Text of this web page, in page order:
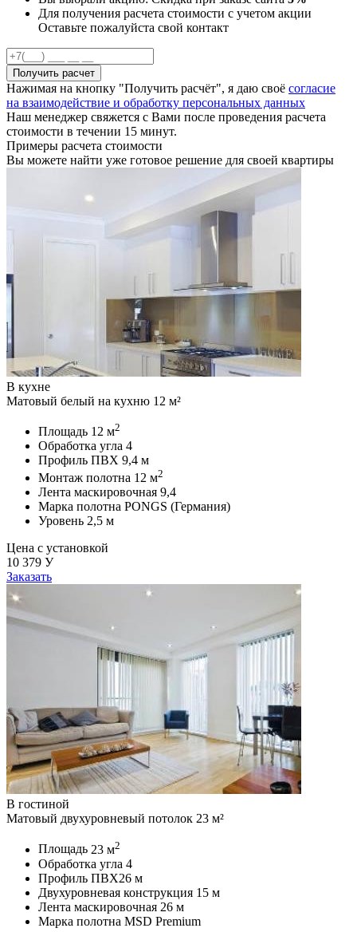
Для получения расчета стоимости с учетом акции
Оставьте пожалуйста свой контакт
Получить расчет
Нажимая на кнопку "Получить расчёт", я даю своё согласие
на взаимодействие и обработку персональных данных
Наш менеджер свяжется с Вами после проведения расчета
стоимости в течении 15 минут.
Примеры расчета стоимости
Вы можете найти уже готовое решение для своей квартиры
В кухне
Матовый белый на кухню 12 м²
Площадь 12 м2
Обработка угла 4
Профиль ПВХ 9,4 м
Монтаж полотна 12 м2
Лента маскировочная 9,4
Марка полотна PONGS (Германия)
Уровень 2,5 м
Цена с установкой
10 379 У
Заказать
В гостиной
Матовый двухуровневый потолок 23 м²
Площадь 23 м2
Обработка угла 4
Профиль ПВХ26 м
Двухуровневая конструкция 15 м
Лента маскировочная 26 м
Марка полотна MSD Premium